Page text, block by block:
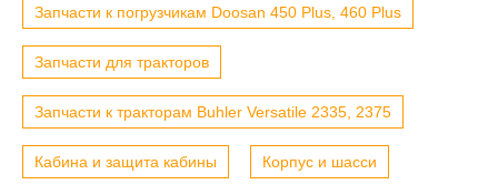
Запчасти к погрузчикам Doosan 450 Plus, 460 Plus
Запчасти для тракторов
Запчасти к тракторам Buhler Versatile 2335, 2375
Кабина и защита кабины Корпус и шасси